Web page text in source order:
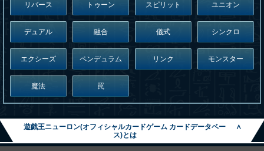
リバース トゥーン スピリット ユニオン
デュアル 融合 儀式 シンクロ
エクシーズ ペンデュラム リンク モンスター
魔法 罠
遊戯王ニューロン(オフィシャルカードゲーム カードデータベー
ス)とは
∧